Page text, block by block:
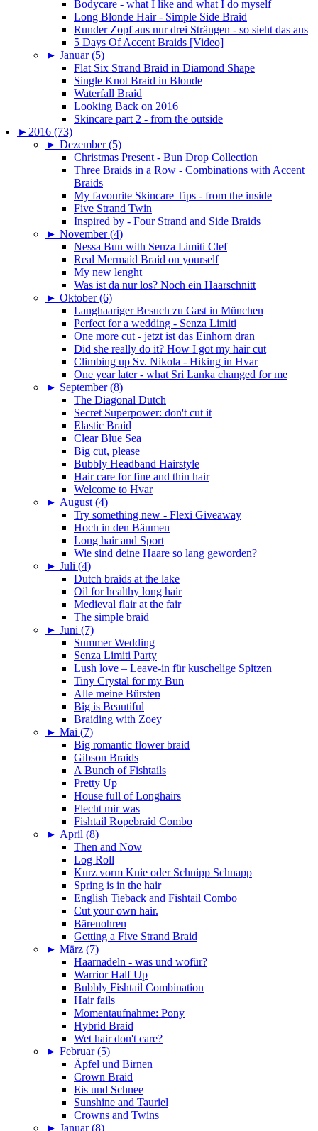
Bodycare - what I like and what I do myself
Long Blonde Hair - Simple Side Braid
Runder Zopf aus nur drei Strängen - so sieht das aus
5 Days Of Accent Braids [Video]
► Januar (5)
Flat Six Strand Braid in Diamond Shape
Single Knot Braid in Blonde
Waterfall Braid
Looking Back on 2016
Skincare part 2 - from the outside
► 2016 (73)
► Dezember (5)
Christmas Present - Bun Drop Collection
Three Braids in a Row - Combinations with Accent
Braids
My favourite Skincare Tips - from the inside
Five Strand Twin
Inspired by - Four Strand and Side Braids
► November (4)
Nessa Bun with Senza Limiti Clef
Real Mermaid Braid on yourself
My new lenght
Was ist da nur los? Noch ein Haarschnitt
► Oktober (6)
Langhaariger Besuch zu Gast in München
Perfect for a wedding - Senza Limiti
One more cut - jetzt ist das Einhorn dran
Did she really do it? How I got my hair cut
Climbing up Sv. Nikola - Hiking in Hvar
One year later - what Sri Lanka changed for me
► September (8)
The Diagonal Dutch
Secret Superpower: don't cut it
Elastic Braid
Clear Blue Sea
Big cut, please
Bubbly Headband Hairstyle
Hair care for fine and thin hair
Welcome to Hvar
► August (4)
Try something new - Flexi Giveaway
Hoch in den Bäumen
Long hair and Sport
Wie sind deine Haare so lang geworden?
► Juli (4)
Dutch braids at the lake
Oil for healthy long hair
Medieval flair at the fair
The simple braid
► Juni (7)
Summer Wedding
Senza Limiti Party
Lush love – Leave-in für kuschelige Spitzen
Tiny Crystal for my Bun
Alle meine Bürsten
Big is Beautiful
Braiding with Zoey
► Mai (7)
Big romantic flower braid
Gibson Braids
A Bunch of Fishtails
Pretty Up
House full of Longhairs
Flecht mir was
Fishtail Ropebraid Combo
► April (8)
Then and Now
Log Roll
Kurz vorm Knie oder Schnipp Schnapp
Spring is in the hair
English Tieback and Fishtail Combo
Cut your own hair.
Bärenohren
Getting a Five Strand Braid
► März (7)
Haarnadeln - was und wofür?
Warrior Half Up
Bubbly Fishtail Combination
Hair fails
Momentaufnahme: Pony
Hybrid Braid
Wet hair don't care?
► Februar (5)
Äpfel und Birnen
Crown Braid
Eis und Schnee
Sunshine and Tauriel
Crowns and Twins
► Januar (8)